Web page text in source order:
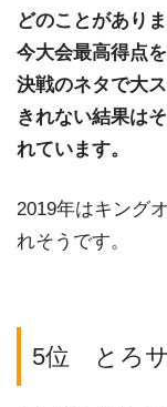
どのことがあり
今大会最高得点
決戦のネタで大
きれない結果は
れています。
2019年はキング
れそうです。
5位 とろ